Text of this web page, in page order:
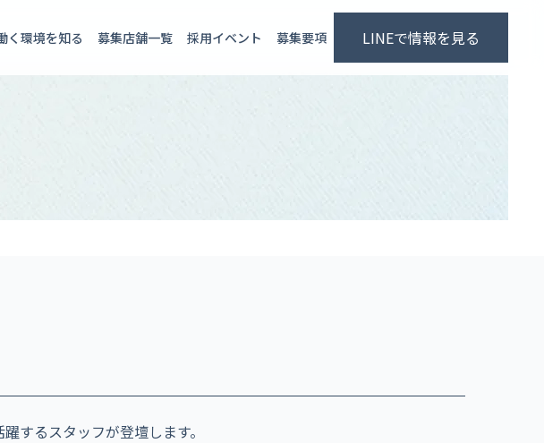
く環境を知る 募集店舗一覧 採用イベント 募集要項 LINEで情報を見る
するスタッフが登壇します。